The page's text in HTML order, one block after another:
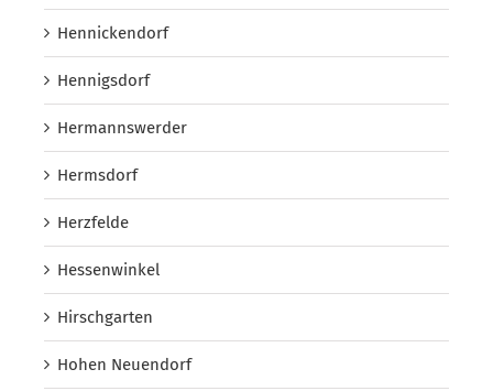
Hennickendorf
Hennigsdorf
Hermannswerder
Hermsdorf
Herzfelde
Hessenwinkel
Hirschgarten
Hohen Neuendorf